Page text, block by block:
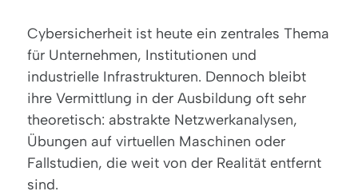
Cybersicherheit ist heute ein zentrales Thema
für Unternehmen, Institutionen und
industrielle Infrastrukturen. Dennoch bleibt
ihre Vermittlung in der Ausbildung oft sehr
theoretisch: abstrakte Netzwerkanalysen,
Übungen auf virtuellen Maschinen oder
Fallstudien, die weit von der Realität entfernt
sind.